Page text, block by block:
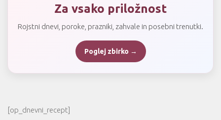
Za vsako priložnost
Rojstni dnevi, poroke, prazniki, zahvale in posebni trenutki.
Poglej zbirko →
[op_dnevni_recept]